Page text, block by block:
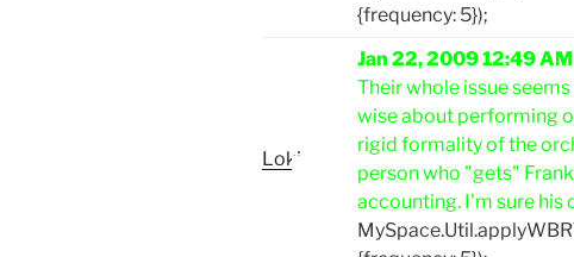
{frequency: 5});
Loki
Jan 22, 2009 12:49 AM
Their whole issue
wise about performing
rigid formality of the
person who "gets"
accounting. I'm sure his